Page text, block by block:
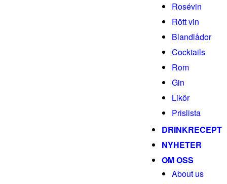
Rosévin
Rött vin
Blandlådor
Cocktails
Rom
Gin
Likör
Prislista
DRINKRECEPT
NYHETER
OM OSS
About us